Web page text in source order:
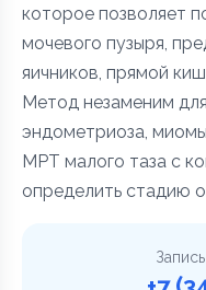
которое позволяет
мочевого пузыря,
яичников, прямой
Метод незаменим
эндометриоза,
МРТ малого таза с
определить стадию